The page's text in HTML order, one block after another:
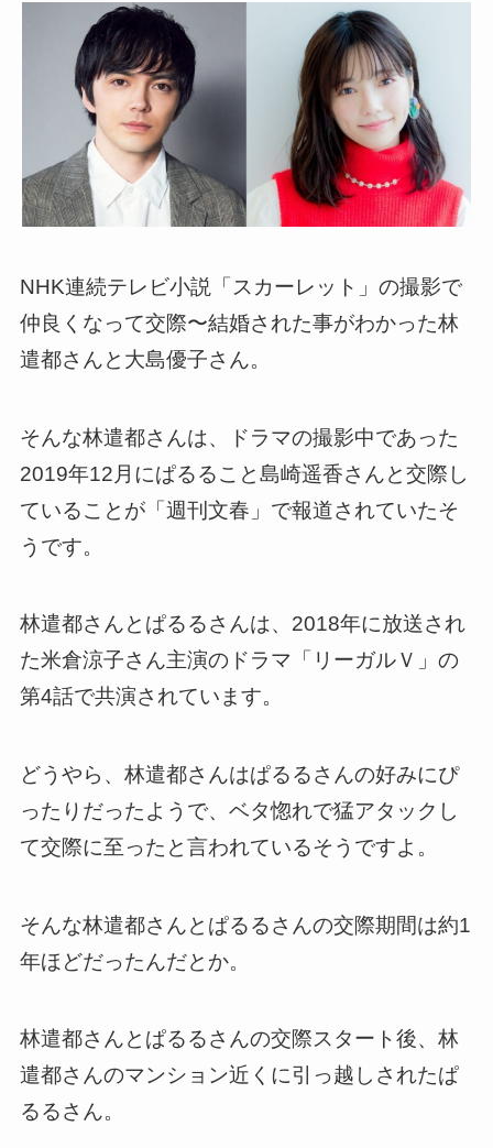
NHK連続テレビ小説「スカーレット」の撮影で
仲良くなって交際〜結婚された事がわかった林
遣都さんと大島優子さん。
そんな林遣都さんは、ドラマの撮影中であった
2019年12月にぱるること島崎遥香さんと交際し
ていることが「週刊文春」で報道されていたそ
うです。
林遣都さんとぱるるさんは、2018年に放送され
た米倉涼子さん主演のドラマ「リーガルＶ」の
第4話で共演されています。
どうやら、林遣都さんはぱるるさんの好みにぴ
ったりだったようで、ベタ惚れで猛アタックし
て交際に至ったと言われているそうですよ。
そんな林遣都さんとぱるるさんの交際期間は約1
年ほどだったんだとか。
林遣都さんとぱるるさんの交際スタート後、林
遣都さんのマンション近くに引っ越しされたぱ
るるさん。